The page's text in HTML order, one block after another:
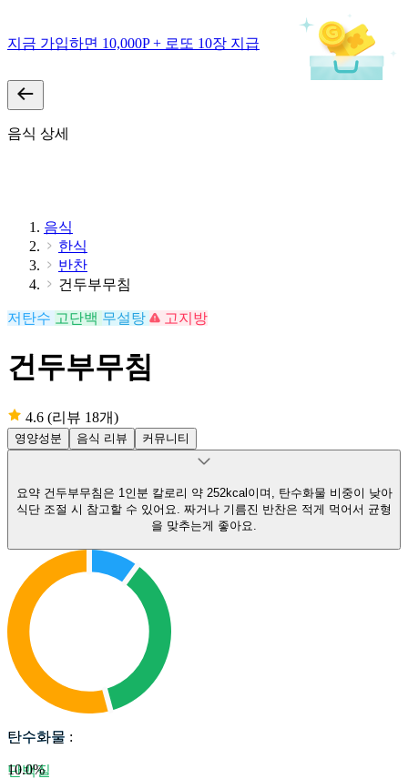
지금 가입하면 10,000P + 로또 10장 지급
음식 상세
음식
한식
반찬
건두부무침
저탄수 고단백 무설탕 고지방
건두부무침
4.6 (리뷰 18개)
영양성분 음식 리뷰 커뮤니티
요약 건두부무침은 1인분 칼로리 약 252kcal이며, 탄수화물 비중이 낮아
식단 조절 시 참고할 수 있어요. 짜거나 기름진 반찬은 적게 먹어서 균형
을 맞추는게 좋아요.
탄수화물
단백질
탄수화물 :
10.0%